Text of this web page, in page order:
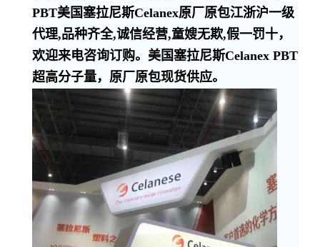
PBT美国塞拉尼斯Celanex原厂原包江浙沪一级
代理,品种齐全,诚信经营,童嫂无欺,假一罚十，
欢迎来电咨询订购。美国塞拉尼斯Celanex PBT
超高分子量，原厂原包现货供应。